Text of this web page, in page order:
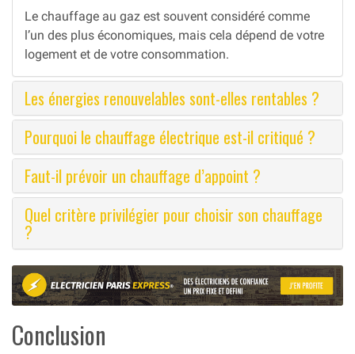
Le chauffage au gaz est souvent considéré comme
l’un des plus économiques, mais cela dépend de votre
logement et de votre consommation.
Les énergies renouvelables sont-elles rentables ?
Pourquoi le chauffage électrique est-il critiqué ?
Faut-il prévoir un chauffage d’appoint ?
Quel critère privilégier pour choisir son chauffage
?
Conclusion